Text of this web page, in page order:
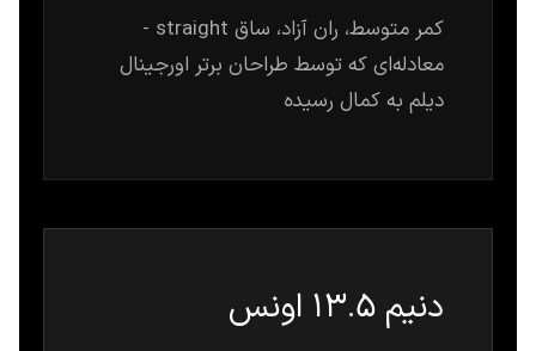
کمر متوسط، ران آزاد، ساق straight -
معادله‌ای که توسط طراحان برتر اورجینال
دیلم به کمال رسیده
دنیم 13.5 اونس